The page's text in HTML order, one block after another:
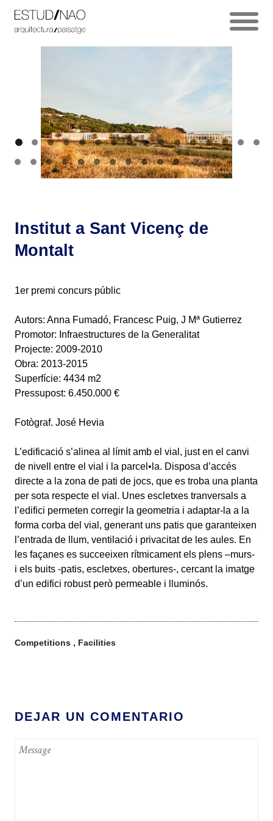
Institut a Sant Vicenç de
Montalt
1er premi concurs públic
Autors: Anna Fumadó, Francesc Puig, J Mª Gutierrez
Promotor: Infraestructures de la Generalitat
Projecte: 2009-2010
Obra: 2013-2015
Superfície: 4434 m2
Pressupost: 6.450.000 €
Fotògraf. José Hevia
L’edificació s’alinea al límit amb el vial, just en el canvi
de nivell entre el vial i la parcel•la. Disposa d’accés
directe a la zona de pati de jocs, que es troba una planta
per sota respecte el vial. Unes escletxes tranversals a
l’edifici permeten corregir la geometria i adaptar-la a la
forma corba del vial, generant uns patis que garanteixen
l’entrada de llum, ventilació i privacitat de les aules. En
les façanes es succeeixen rítmicament els plens –murs-
i els buits -patis, escletxes, obertures-, cercant la imatge
d’un edifici robust però permeable i lluminós.
Competitions Facilities
DEJAR UN COMENTARIO